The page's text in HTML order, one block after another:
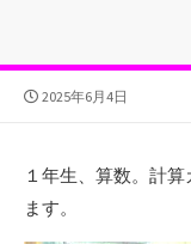
公
2025年6月4日
１年生、算数。計
ます。